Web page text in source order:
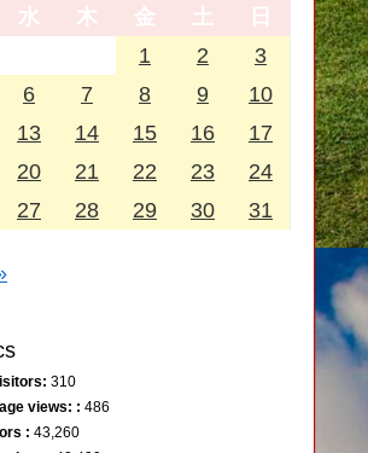
水 木 金 土
日
1
2
3
6 7 8 9
10
13 14 15 16
17
20 21 22 23
24
27 28 29 30 31
310
views: : 486
: 43,260